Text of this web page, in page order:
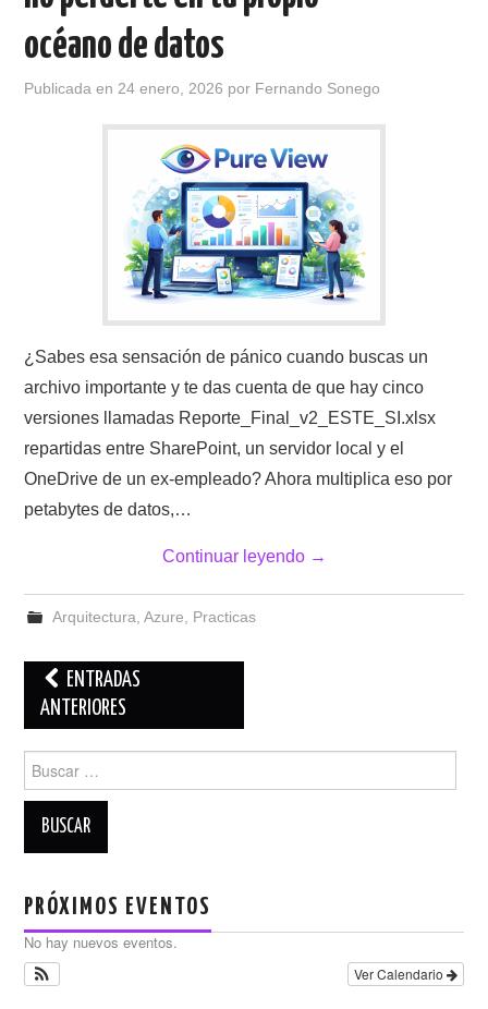
océano de datos
Publicada en24 enero, 2026 por Fernando Sonego
¿Sabes esa sensación de pánico cuando buscas un
archivo importante y te das cuenta de que hay cinco
versiones llamadas Reporte_Final_v2_ESTE_SI.xlsx
repartidas entre SharePoint, un servidor local y el
OneDrive de un ex-empleado? Ahora multiplica eso por
petabytes de datos,…
Continuar leyendo →
Arquitectura, Azure, Practicas
Navegación
de
ENTRADAS
ANTERIORES
Buscar:
PRÓXIMOS EVENTOS
No hay nuevos eventos.
Ver Calendario